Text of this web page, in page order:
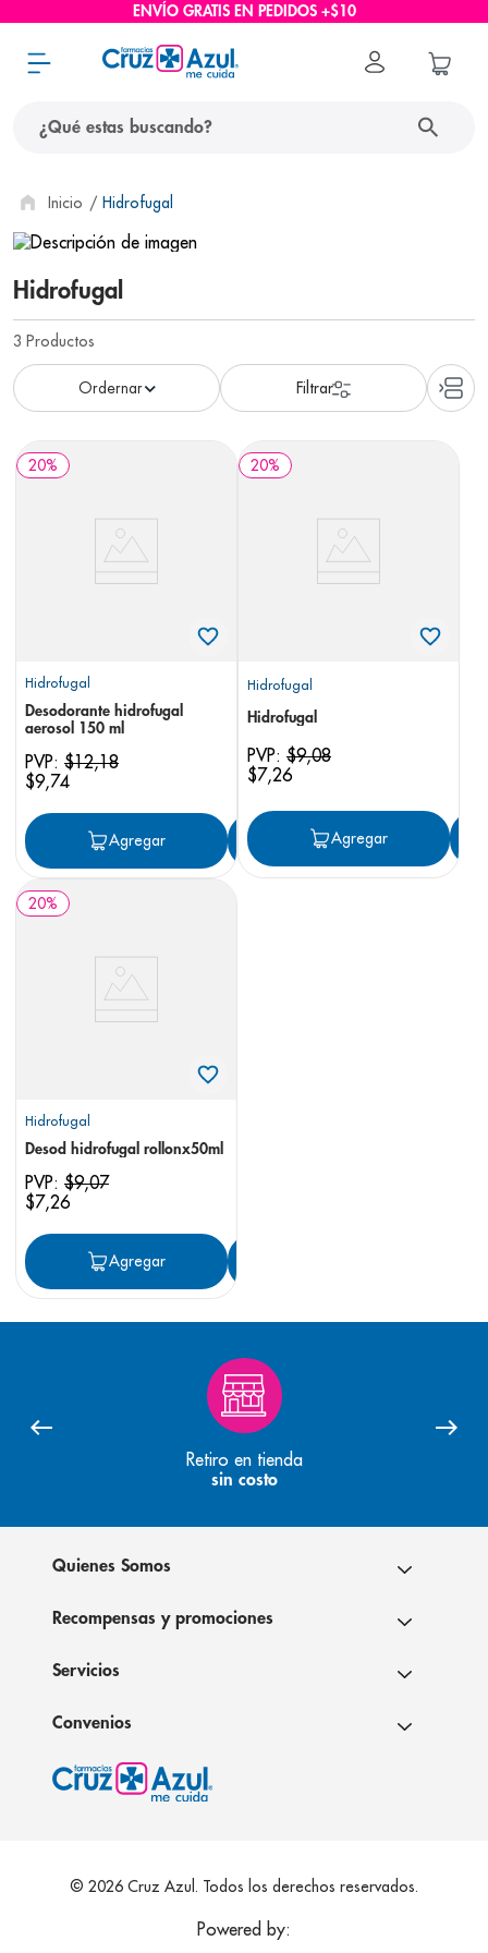
ENVÍO GRATIS EN PEDIDOS +$10
Hidrofugal
Hidrofugal
3 Productos
20%
Hidrofugal
Desodorante hidrofugal
aerosol 150 ml
PVP: $12,18
$9,74
Agregar Agregar
20%
Hidrofugal
Hidrofugal
PVP: $9,08
$7,26
Agregar
20%
Hidrofugal
Desod hidrofugal rollonx50ml
PVP: $9,07
$7,26
Agregar
Retiro en tienda
sin costo
Quienes Somos
Recompensas y promociones
Servicios
Convenios
© 2026 Cruz Azul. Todos los derechos reservados.
Powered by:
términos más buscados
1. protector solar
2. pañales
3. eucerin
4. cerave
nivea
6. bioderma
7.
pediasure
panolini